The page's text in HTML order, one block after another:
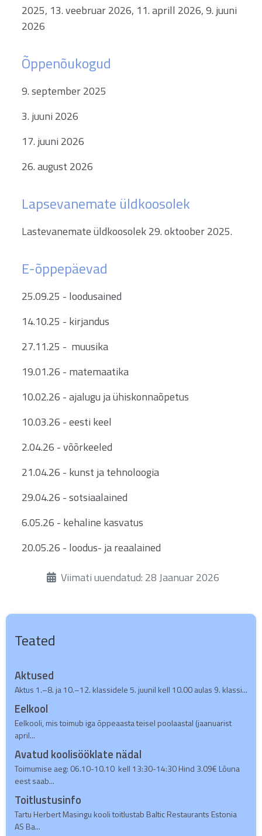
2025, 13. veebruar 2026, 11. aprill 2026, 9. juuni
2026
Õppenõukogud
9. september 2025
3. juuni 2026
17. juuni 2026
26. august 2026
Lapsevanemate üldkoosolek
Lastevanemate üldkoosolek 29. oktoober 2025.
E-õppepäevad
25.09.25 - loodusained
14.10.25 - kirjandus
27.11.25 - muusika
19.01.26 - matemaatika
10.02.26 - ajalugu ja ühiskonnaõpetus
10.03.26 - eesti keel
2.04.26 - võõrkeeled
21.04.26 - kunst ja tehnoloogia
29.04.26 - sotsiaalained
6.05.26 - kehaline kasvatus
20.05.26 - loodus- ja reaalained
ÜksikasjadViimati uuendatud: 28 Jaanuar 2026
Teated
Aktused
Aktus 1.–8. ja 10.–12. klassidele 5. juunil kell 10.00 aulas 9. klassi...
Eelkool
Eelkooli, mis toimub iga õppeaasta teisel poolaastal (jaanuarist
april...
Avatud koolisööklate nädal
Toimumise aeg: 06.10-10.10 kell 13:30-14:30 Hind 3.09€ Lõuna
eest saab...
Toitlustusinfo
Tartu Herbert Masingu kooli toitlustab Baltic Restaurants Estonia
AS Ba...